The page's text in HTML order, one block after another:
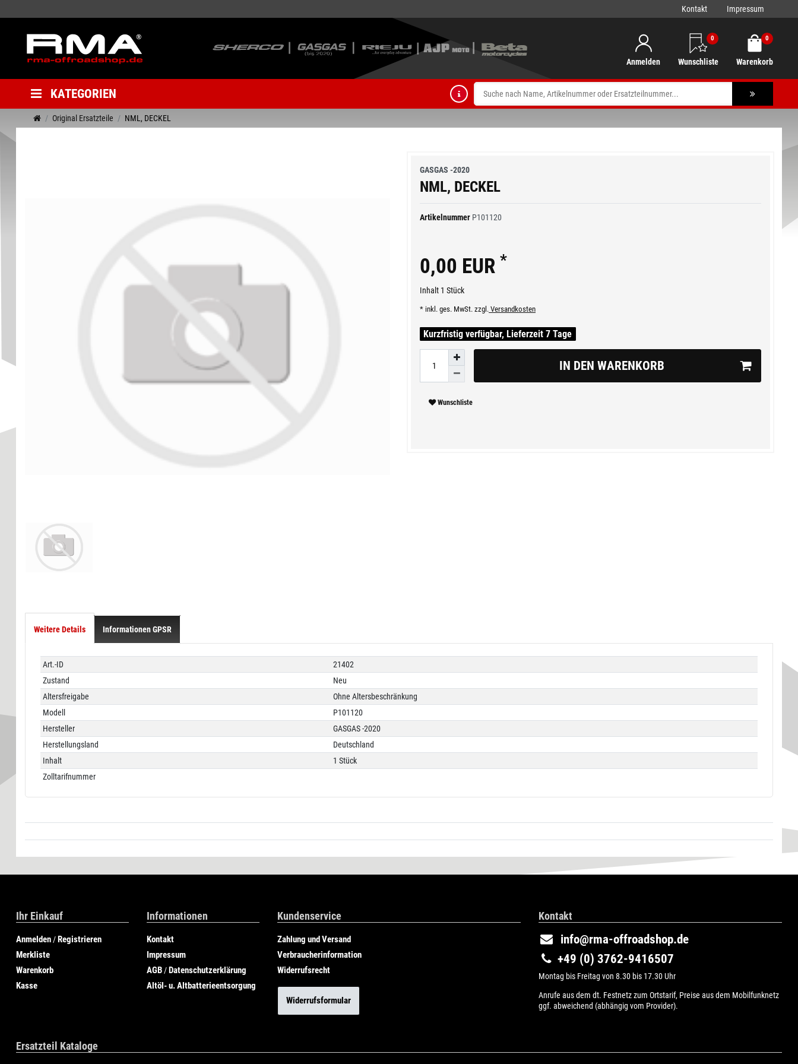
Kontakt Impressum
Anmelden
0
Wunschliste
0
Warenkorb
KATEGORIEN
Original Ersatzteile NML, DECKEL
GASGAS -2020
NML, DECKEL
Artikelnummer P101120
0,00 EUR *
Inhalt 1 Stück
* inkl. ges. MwSt. zzgl. Versandkosten
Kurzfristig verfügbar, Lieferzeit 7 Tage
IN DEN WARENKORB
Wunschliste
Weitere Details Informationen GPSR
Technisches
Merkmal
Wert
Art.-ID
21402
Zustand
Neu
Altersfreigabe
Ohne Altersbeschränkung
Modell
P101120
Hersteller
GASGAS -2020
Herstellungsland
Deutschland
Inhalt
1 Stück
Zolltarifnummer
Ihr Einkauf
Anmelden /Registrieren
Merkliste
Warenkorb
Kasse
Informationen
Kontakt
Impressum
AGB /Datenschutzerklärung
Altöl- u. Altbatterieentsorgung
Kundenservice
Zahlung und Versand
Verbraucherinformation
Widerrufsrecht
Widerrufsformular
Kontakt
info@rma-offroadshop.de
+49 (0) 3762-9416507
Montag bis Freitag von 8.30 bis 17.30 Uhr
Anrufe aus dem dt. Festnetz zum Ortstarif, Preise aus dem Mobilfunknetz
ggf. abweichend (abhängig vom Provider).
Ersatzteil Kataloge